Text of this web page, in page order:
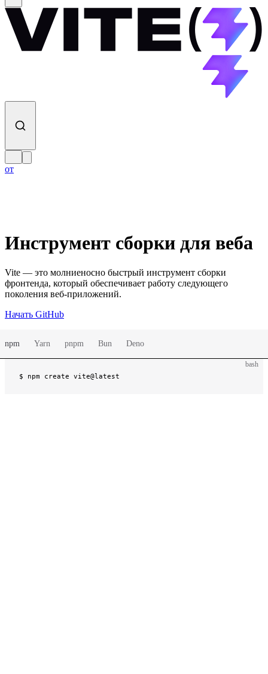
от
Инструмент сборки для веба
Vite — это молниеносно быстрый инструмент сборки
фронтенда, который обеспечивает работу следующего
поколения веб-приложений.
Начать GitHub
npm Yarn pnpm Bun Deno
bash
$ npm create vite@latest